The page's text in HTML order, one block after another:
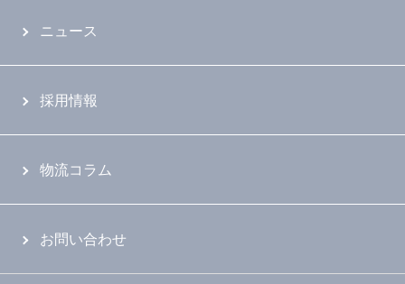
ニュース
採用情報
物流コラム
お問い合わせ